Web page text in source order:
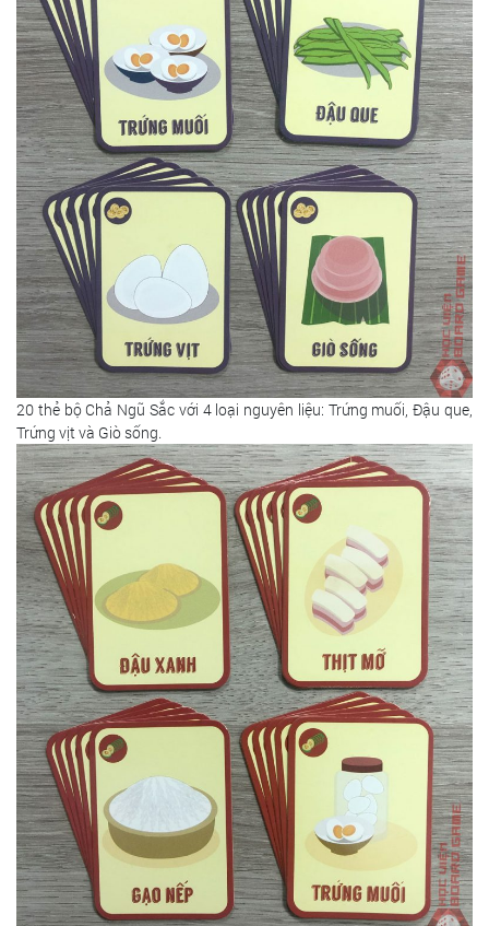
20 thẻ bộ Chả Ngũ Sắc với 4 loại nguyên liệu: Trứng muối, Đậu que,
Trứng vịt và Giò sống.